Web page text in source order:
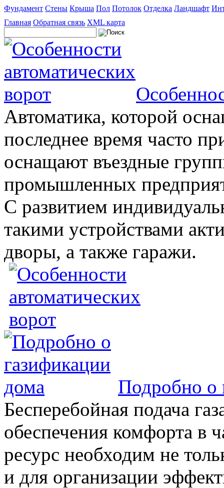
Фундамент Стены Крыша Пол Потолок Отделка Ландшафт
Главная Обратная связь XML карта
Автоматика, которой
последнее время часто
оснащают въездные
промышленных
С развитием
такими устройствами
дворы, а также гаражи.
Подробно о
Бесперебойная подача
обеспечения комфорта в
ресурс необходим не
и для организации